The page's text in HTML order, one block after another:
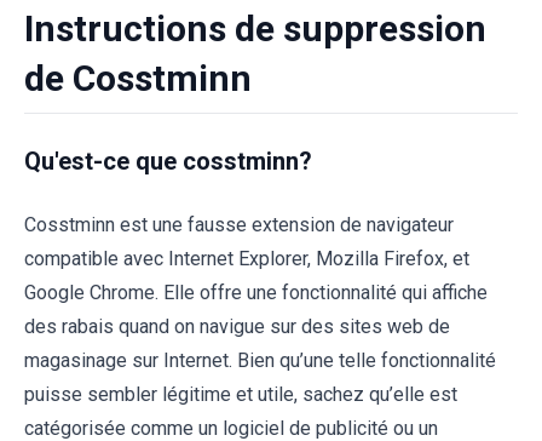
Instructions de suppression
de Cosstminn
Qu'est-ce que cosstminn?
Cosstminn est une fausse extension de navigateur
compatible avec Internet Explorer, Mozilla Firefox, et
Google Chrome. Elle offre une fonctionnalité qui affiche
des rabais quand on navigue sur des sites web de
magasinage sur Internet. Bien qu’une telle fonctionnalité
puisse sembler légitime et utile, sachez qu’elle est
catégorisée comme un logiciel de publicité ou un